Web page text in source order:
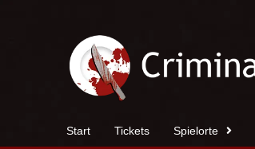
Start Tickets Spielorte